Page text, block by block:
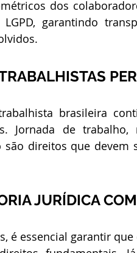
dos
garantindo
brasileira
Jornada de
são direitos que devem
JURÍDICA
é essencial garantir